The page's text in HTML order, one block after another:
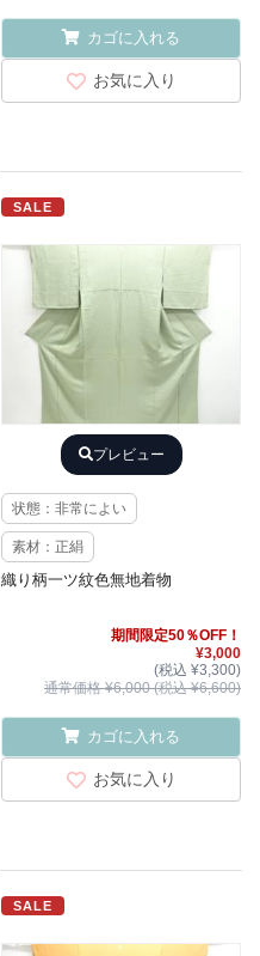
カゴに入れる
お気に入り
SALE
プレビュー
状態：非常によい
素材：正絹
織り柄一ツ紋色無地着物
期間限定50％OFF！
¥3,000
(税込 ¥3,300)
通常価格 ¥6,000 (税込 ¥6,600)
カゴに入れる
お気に入り
SALE